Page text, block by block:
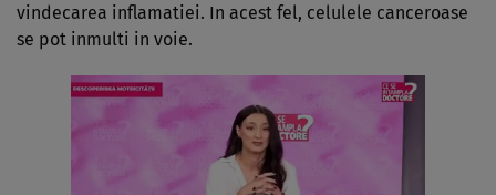
vindecarea inflamatiei. In acest fel, celulele canceroase
se pot inmulti in voie.